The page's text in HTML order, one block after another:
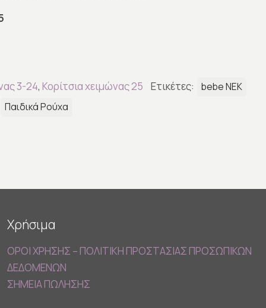
3-24, Κορίτσια χειμώνας 25 Ετικέτες:
bebe ΝΕΚ
Παιδικά Ρούχα
Χρήσιμα
ΟΡΟΙ ΧΡΗΣΗΣ – ΠΟΛΙΤΙΚΗ ΠΡΟΣΤΑΣΙΑΣ ΠΡΟΣΩΠΙΚΩΝ
ΔΕΔΟΜΕΝΩΝ
ΣΗΜΕΙΑ ΠΩΛΗΣΗΣ